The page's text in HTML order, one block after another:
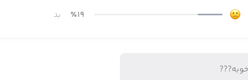
٪19 بد